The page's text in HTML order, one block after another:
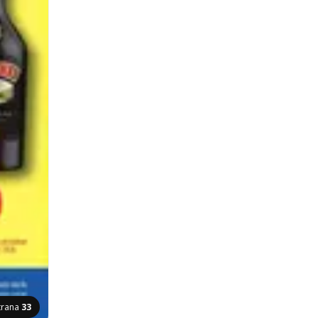
33